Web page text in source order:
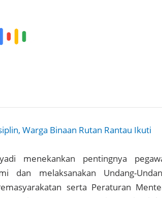
Warga Binaan Rutan Rantau Ikuti
menekankan pentingnya
dan melaksanakan Undang-
serta Peraturan